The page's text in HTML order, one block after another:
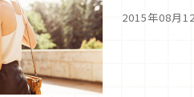
2015年08月